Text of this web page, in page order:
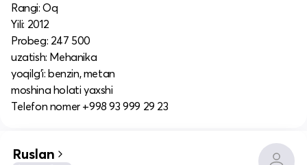
Rangi: Oq
Yili: 2012
Probeg: 247 500
uzatish: Mehanika
yoqilg'i: benzin, metan
moshina holati yaxshi
Telefon nomer +998 93 999 29 23
Ruslan